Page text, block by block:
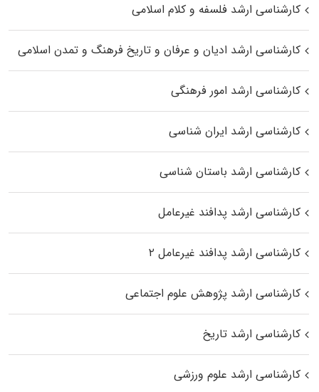
کارشناسی ارشد فلسفه و کلام اسلامی
کارشناسی ارشد ادیان و عرفان و تاریخ فرهنگ و تمدن اسلامی
کارشناسی ارشد امور فرهنگی
کارشناسی ارشد ایران شناسی
کارشناسی ارشد باستان شناسی
کارشناسی ارشد پدافند غیرعامل
کارشناسی ارشد پدافند غیرعامل ۲
کارشناسی ارشد پژوهش علوم اجتماعی
کارشناسی ارشد تاریخ
کارشناسی ارشد علوم ورزشی